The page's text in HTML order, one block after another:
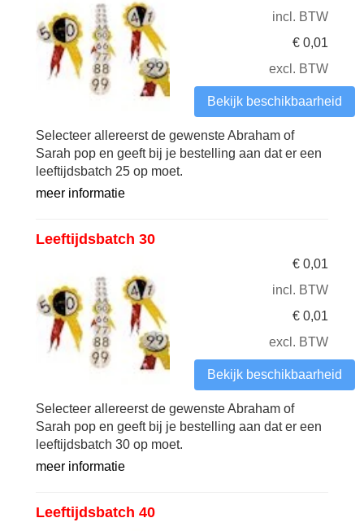
incl. BTW
€ 0,01
excl. BTW
Bekijk beschikbaarheid
Selecteer allereerst de gewenste Abraham of
Sarah pop en geeft bij je bestelling aan dat er een
leeftijdsbatch 25 op moet.
meer informatie
Leeftijdsbatch 30
€ 0,01
incl. BTW
€ 0,01
excl. BTW
Bekijk beschikbaarheid
Selecteer allereerst de gewenste Abraham of
Sarah pop en geeft bij je bestelling aan dat er een
leeftijdsbatch 30 op moet.
meer informatie
Leeftijdsbatch 40